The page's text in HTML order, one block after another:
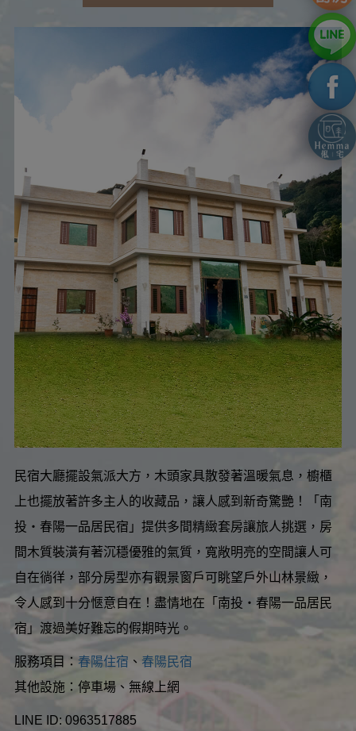
民宿大廳擺設氣派大方，木頭家具散發著溫暖氣息，櫥櫃
上也擺放著許多主人的收藏品，讓人感到新奇驚艷！「南
投‧春陽一品居民宿」提供多間精緻套房讓旅人挑選，房
間木質裝潢有著沉穩優雅的氣質，寬敞明亮的空間讓人可
自在徜徉，部分房型亦有觀景窗戶可眺望戶外山林景緻，
令人感到十分愜意自在！盡情地在「南投‧春陽一品居民
宿」渡過美好難忘的假期時光。
服務項目： 春陽住宿 、 春陽民宿
其他設施：停車場、無線上網
LINE ID: 0963517885